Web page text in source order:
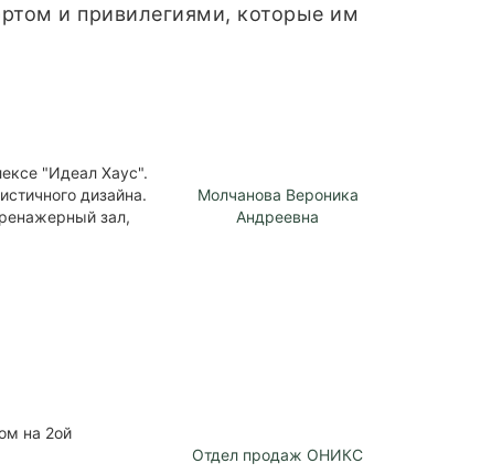
и привилегиями, которые им
"Идеал Хаус".
дизайна.
зал,
Молчанова Вероника
Андреевна
на 2ой
Отдел продаж ОНИКС